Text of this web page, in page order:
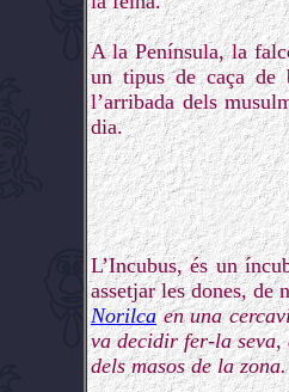
A la Península, la
un tipus de caça de
l’arribada dels
dia.
L’Incubus, és un
assetjar les dones, de
Norilcaen una
va decidir fer-la
dels masos de la zona.